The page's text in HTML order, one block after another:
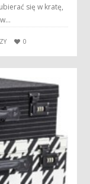
się w kratę,
0